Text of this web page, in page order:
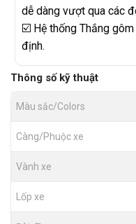
dễ dàng vượt qua các
☑️ Hệ thống Thắng
định.
Thông số kỹ thuật
Màu sắc/Colors
Càng/Phuộc xe
Vành xe
Lốp xe